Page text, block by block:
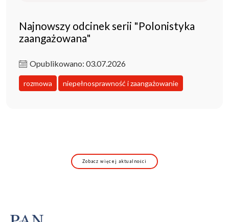
Najnowszy odcinek serii "Polonistyka
zaangażowana"
Opublikowano: 03.07.2026
rozmowa niepełnosprawność i zaangażowanie
Zobacz więcej aktualności